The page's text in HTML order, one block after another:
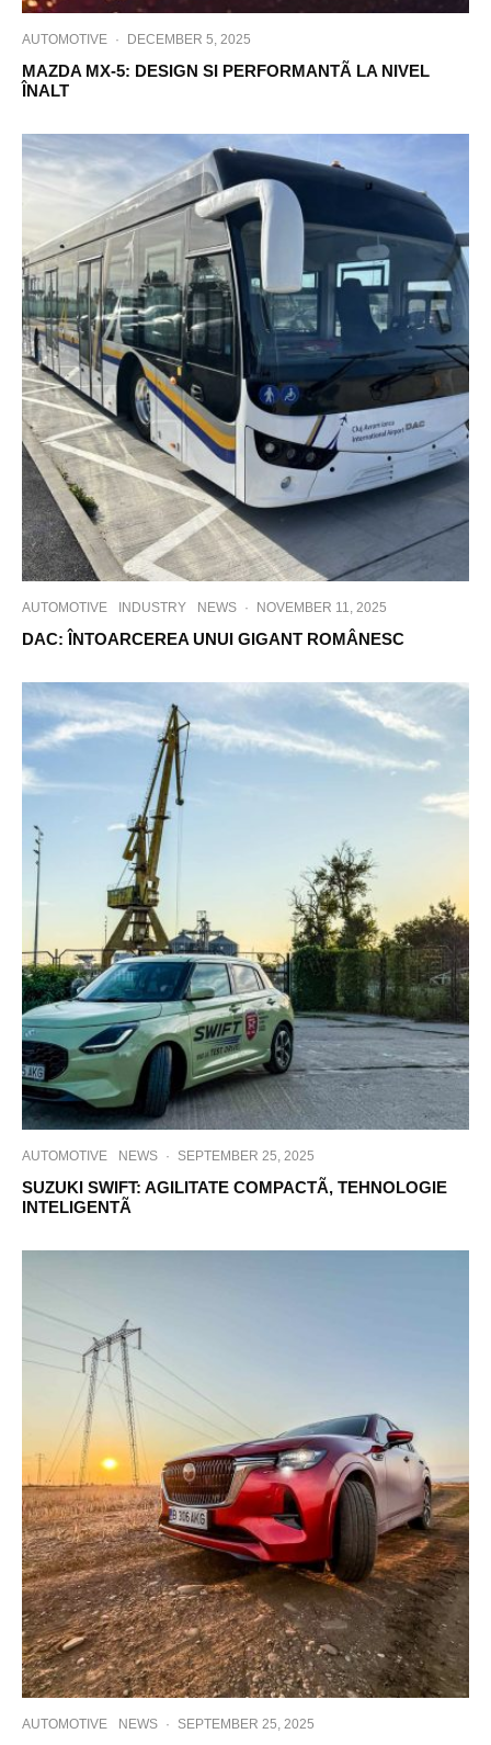
AUTOMOTIVE · DECEMBER 5, 2025
MAZDA MX-5: DESIGN SI PERFORMANTÃ LA NIVEL
ÎNALT
AUTOMOTIVE INDUSTRY NEWS · NOVEMBER 11, 2025
DAC: ÎNTOARCEREA UNUI GIGANT ROMÂNESC
AUTOMOTIVE NEWS · SEPTEMBER 25, 2025
SUZUKI SWIFT: AGILITATE COMPACTÃ, TEHNOLOGIE
INTELIGENTÃ
AUTOMOTIVE NEWS · SEPTEMBER 25, 2025